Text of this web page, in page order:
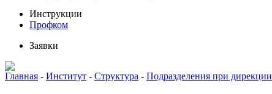
Инструкции
Профком
Заявки
Главная - Институт - Структура - Подразделения при дирекции